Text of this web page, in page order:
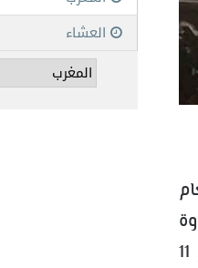
الرأي العام
رفقة زوجاتهم، في حادث اصطدام عنيف بين شاحنة كبيرة وسيارة على الطريق الوطنية رقم 11